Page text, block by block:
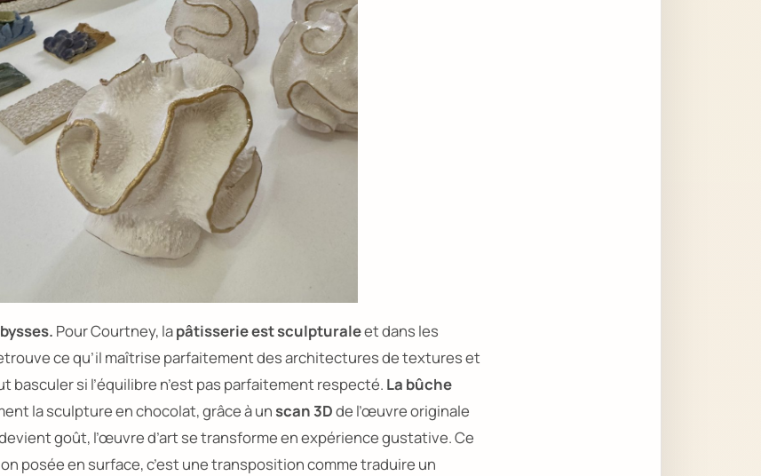
Pour Courtney, lapâtisserie est sculpturaleet dans les
ce qu’il maîtrise parfaitement des architectures de textures et
basculer si l’équilibre n’est pas parfaitement respecté. La bûche
la sculpture en chocolat, grâce à unscan 3Dde l’œuvre originale
goût, l’œuvre d’art se transforme en expérience gustative. Ce
posée en surface, c’est une transposition comme traduire un